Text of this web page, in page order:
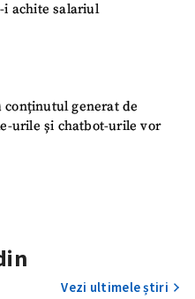
i achite salariul
generat de
urile și chatbot-urile vor
Vezi ultimele știri